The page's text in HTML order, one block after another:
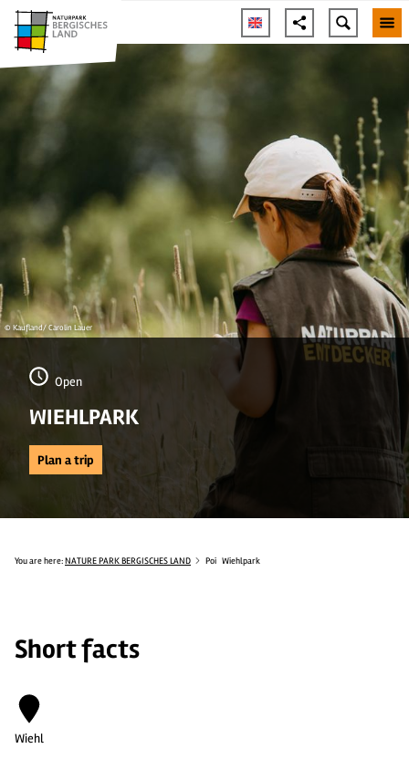
© Kaufland/ Carolin Lauer
Open
WIEHLPARK
Plan a trip
You are here: NATURE PARK BERGISCHES LAND Poi Wiehlpark
Short facts
Wiehl